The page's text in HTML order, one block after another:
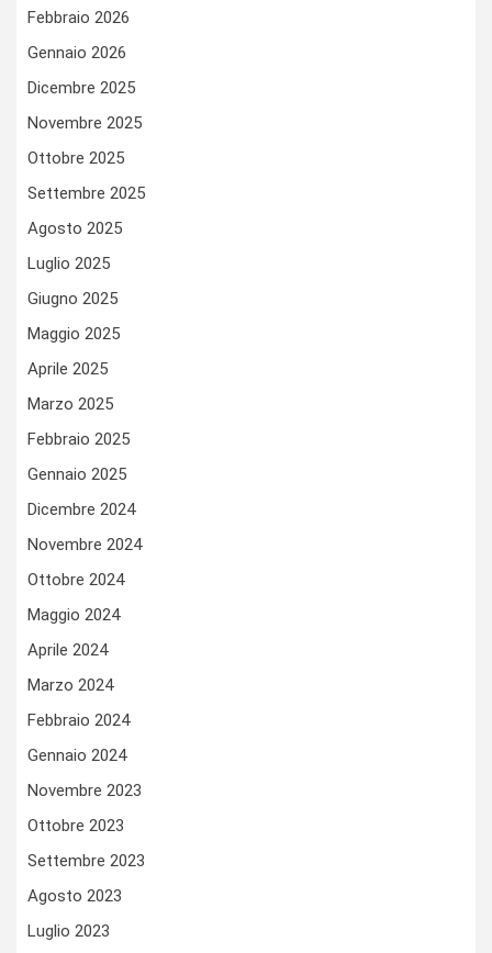
Febbraio 2026
Gennaio 2026
Dicembre 2025
Novembre 2025
Ottobre 2025
Settembre 2025
Agosto 2025
Luglio 2025
Giugno 2025
Maggio 2025
Aprile 2025
Marzo 2025
Febbraio 2025
Gennaio 2025
Dicembre 2024
Novembre 2024
Ottobre 2024
Maggio 2024
Aprile 2024
Marzo 2024
Febbraio 2024
Gennaio 2024
Novembre 2023
Ottobre 2023
Settembre 2023
Agosto 2023
Luglio 2023